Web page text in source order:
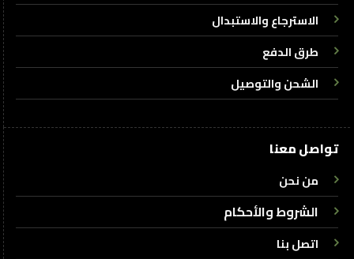
الاسترجاع والاستبدال
طرق الدفع
الشحن والتوصيل
تواصل معنا
من نحن
الشروط والأحكام
اتصل بنا